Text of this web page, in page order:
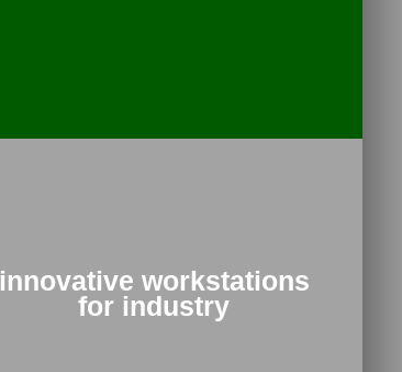
innovative workstations
for industry